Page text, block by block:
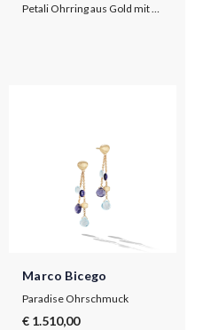
Petali Ohrring aus Gold mit Diamanten
Marco Bicego
Paradise Ohrschmuck
€ 1.510,00